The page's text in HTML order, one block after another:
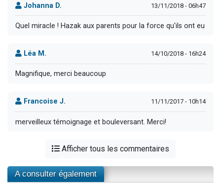
Johanna D. 13/11/2018 - 06h47
Quel miracle ! Hazak aux parents pour la force qu'ils ont eu
Léa M. 14/10/2018 - 16h24
Magnifique, merci beaucoup
Francoise J. 11/11/2017 - 10h14
merveilleux témoignage et bouleversant. Merci!
Afficher tous les commentaires
A consulter également